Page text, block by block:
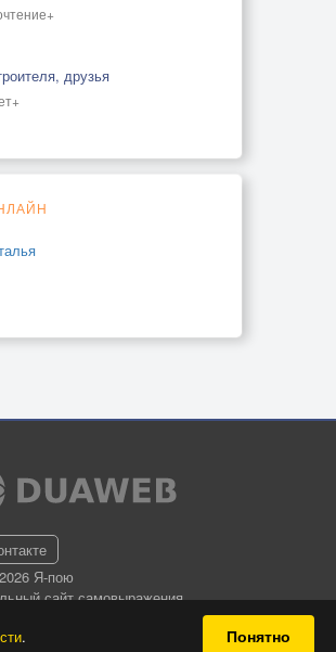
. Понятно
друзья
Я-пою
сайт самовыражения